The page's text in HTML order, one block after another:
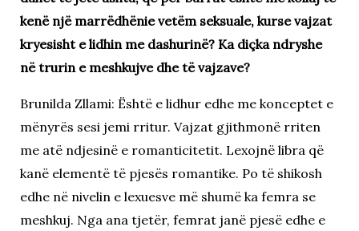
kenë një marrëdhënie vetëm seksuale, kurse vajzat
kryesisht e lidhin me dashurinë? Ka diçka ndryshe
në trurin e meshkujve dhe të vajzave?
Brunilda Zllami: Është e lidhur edhe me konceptet e
mënyrës sesi jemi rritur. Vajzat gjithmonë rriten
me atë ndjesinë e romanticitetit. Lexojnë libra që
kanë elementë të pjesës romantike. Po të shikosh
edhe në nivelin e lexuesve më shumë ka femra se
meshkuj. Nga ana tjetër, femrat janë pjesë edhe e